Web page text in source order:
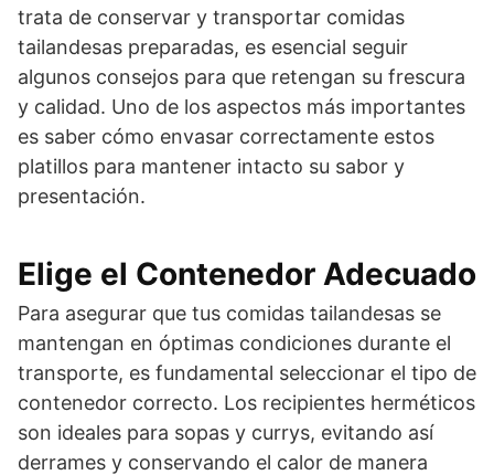
trata de conservar y transportar comidas
tailandesas preparadas, es esencial seguir
algunos consejos para que retengan su frescura
y calidad. Uno de los aspectos más importantes
es saber cómo envasar correctamente estos
platillos para mantener intacto su sabor y
presentación.
Elige el Contenedor Adecuado
Para asegurar que tus comidas tailandesas se
mantengan en óptimas condiciones durante el
transporte, es fundamental seleccionar el tipo de
contenedor correcto. Los recipientes herméticos
son ideales para sopas y currys, evitando así
derrames y conservando el calor de manera